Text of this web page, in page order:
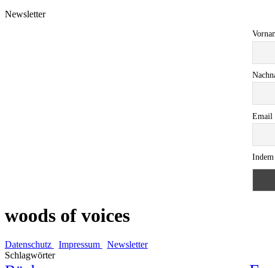
Newsletter
Email
woods of voices
Datenschutz Impressum
Newsletter
Schlagwörter